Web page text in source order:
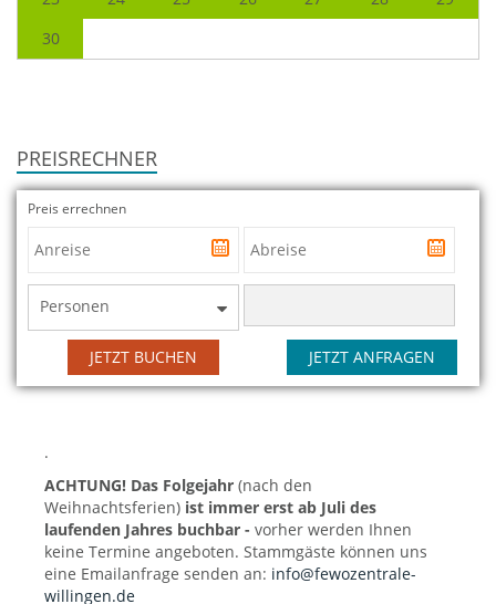
30
PREISRECHNER
Preis errechnen
Personen
JETZT ANFRAGEN
JETZT BUCHEN
.
ACHTUNG! Das Folgejahr (nach den
Weihnachtsferien) ist immer erst ab Juli des
laufenden Jahres buchbar - vorher werden Ihnen
keine Termine angeboten. Stammgäste können uns
eine Emailanfrage senden an: info@fewozentrale-
willingen.de